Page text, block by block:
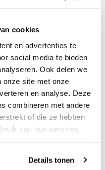
cookies
en advertenties te
social media te bieden
Ook delen we
onze site met onze
en analyse. Deze
combineren met andere
of die ze hebben
van hun services.
Details tonen
natuurlijk niet alles
is nu eenmaal
liefhebber als
om nieuwe
te voegen. “Mensen
favorieten zijn,
aan het wijnvak is
Dat moet je terug